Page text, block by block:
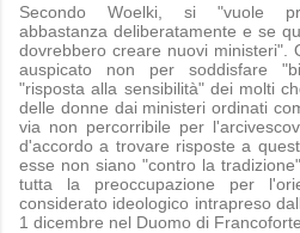
Secondo Woelki, si "vuole
abbastanza deliberatamente e se
dovrebbero creare nuovi ministeri".
auspicato non per soddisfare
"risposta alla sensibilità" dei molti
delle donne dai ministeri ordinati
via non percorribile per
d'accordo a trovare risposte a
esse non siano "contro la
tutta la preoccupazione per
considerato ideologico intrapreso
1 dicembre nel Duomo di Francoforte.